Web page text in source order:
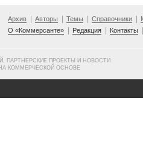
Архив Авторы Темы Справочники
О «Коммерсанте»
Редакция Контакты
ПАРТНЕРСКИЕ ПРОЕКТЫ И НОВОСТИ
КОММЕРЧЕСКОЙ ОСНОВЕ